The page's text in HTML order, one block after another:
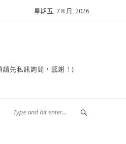
星期五, 7 8 月, 2026
先私訊詢問，感謝！)